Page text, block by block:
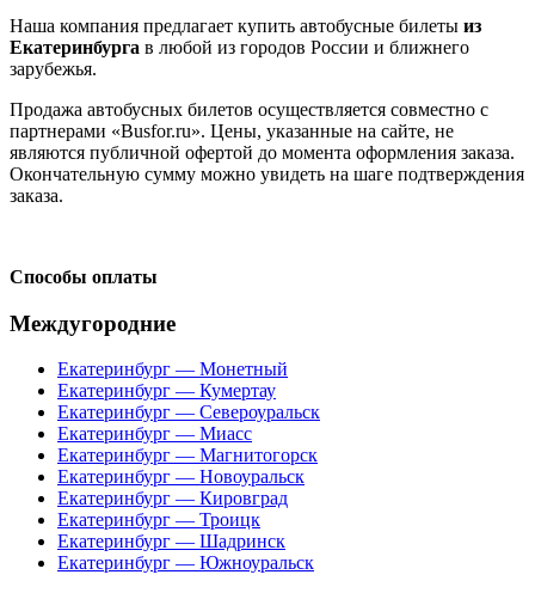
Наша компания предлагает купить автобусные билеты из
Екатеринбурга в любой из городов России и ближнего
зарубежья.
Продажа автобусных билетов осуществляется совместно с
партнерами «Busfor.ru». Цены, указанные на сайте, не
являются публичной офертой до момента оформления заказа.
Окончательную сумму можно увидеть на шаге подтверждения
заказа.
Способы оплаты
Междугородние
Екатеринбург — Монетный
Екатеринбург — Кумертау
Екатеринбург — Североуральск
Екатеринбург — Миасс
Екатеринбург — Магнитогорск
Екатеринбург — Новоуральск
Екатеринбург — Кировград
Екатеринбург — Троицк
Екатеринбург — Шадринск
Екатеринбург — Южноуральск